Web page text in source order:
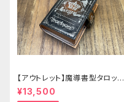
【アウトレット】魔導書型タロット
カードケース Grimoire mini
茶の書
¥13,500